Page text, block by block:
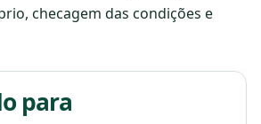
checagem das condições e
para